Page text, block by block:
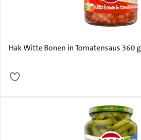
Hak Witte Bonen in Tomatensaus 360 g